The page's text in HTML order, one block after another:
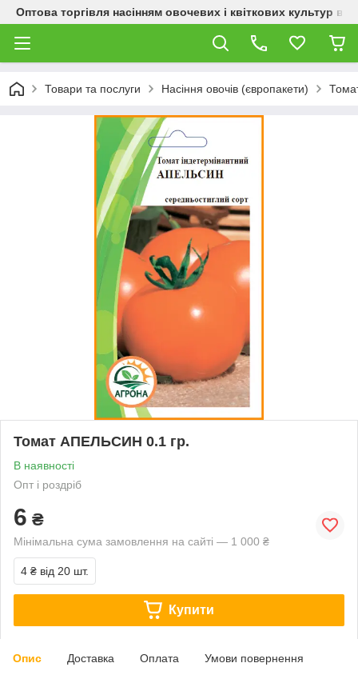
Оптова торгівля насінням овочевих і квіткових культур
Товари та послуги Насіння овочів (європакети)
Томат АПЕЛЬСИН 0.1 гр.
В наявності
Опт і роздріб
6 ₴
Мінімальна сума замовлення на сайті — 1 000 ₴
4 ₴ від 20 шт.
Купити
Опис Доставка Оплата Умови повернення